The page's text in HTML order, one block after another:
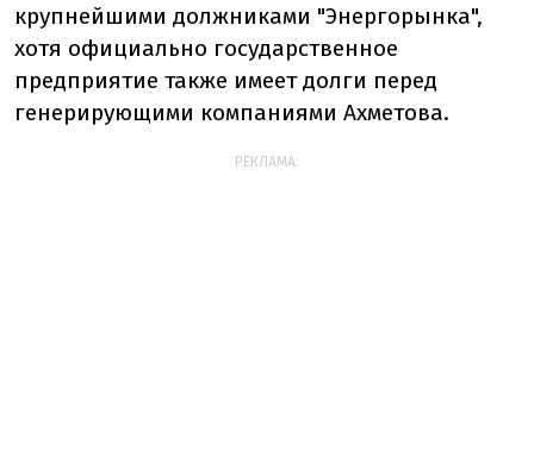
крупнейшими должниками "Энергорынка",
хотя официально государственное
предприятие также имеет долги перед
генерирующими компаниями Ахметова.
РЕКЛАМА: